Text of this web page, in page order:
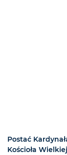
Postać
Kościoła